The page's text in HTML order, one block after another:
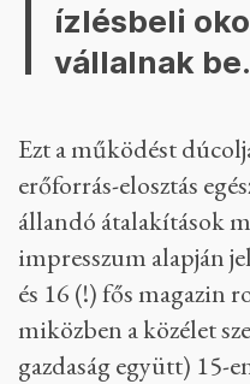
ízlésbeli
vállalnak be.
Ezt a működést
erőforrás-elosztás
állandó átalakítások
impresszum alapján
és 16 (!) fős magazin
miközben a közélet
gazdaság együtt) 15-